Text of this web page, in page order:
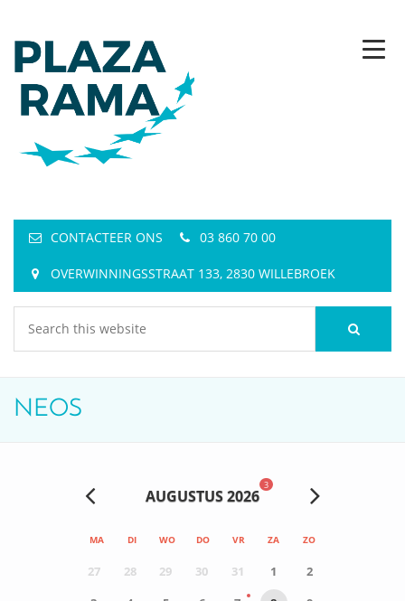
CONTACTEER ONS 03 860 70 00
OVERWINNINGSSTRAAT 133, 2830 WILLEBROEK
NEOS
AUGUSTUS 2026
3
MA DI WO DO VR ZA ZO
27 28 29 30 31 1
2